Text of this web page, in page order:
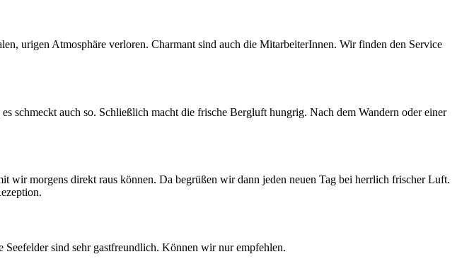
urigen Atmosphäre verloren. Charmant sind auch die MitarbeiterInnen. Wir finden den Service
schmeckt auch so. Schließlich macht die frische Bergluft hungrig. Nach dem Wandern oder einer
morgens direkt raus können. Da begrüßen wir dann jeden neuen Tag bei herrlich frischer Luft.
sind sehr gastfreundlich. Können wir nur empfehlen.